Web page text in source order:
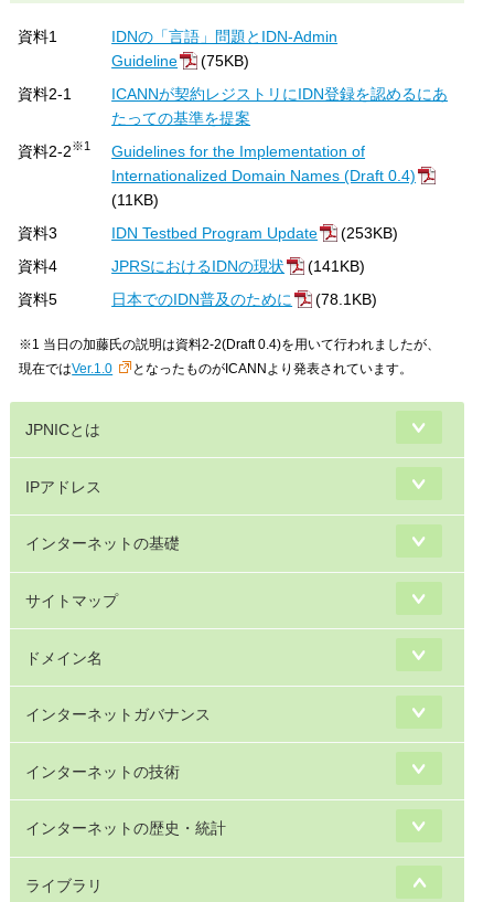
資料1
IDNの「言語」問題とIDN-Admin
Guideline
(75KB)
資料2-1
ICANNが契約レジストリにIDN登録を認めるにあ
たっての基準を提案
資料2-2※1
Guidelines for the Implementation of
Internationalized Domain Names (Draft 0.4)
(11KB)
資料3
IDN Testbed Program Update
(253KB)
資料4
JPRSにおけるIDNの現状
(141KB)
資料5
日本でのIDN普及のために (78.1KB)
※1 当日の加藤氏の説明は資料2-2(Draft 0.4)を用いて行われましたが、
現在ではVer.1.0 となったものがICANNより発表されています。
JPNICとは
IPアドレス
インターネットの基礎
サイトマップ
ドメイン名
インターネットガバナンス
インターネットの技術
インターネットの歴史・統計
ライブラリ